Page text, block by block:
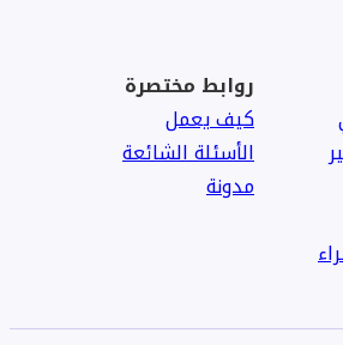
روابط مختصرة
كيف يعمل
الأسئلة الشائعة
مدونة